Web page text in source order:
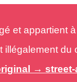
et appartient à
illégalement du
→